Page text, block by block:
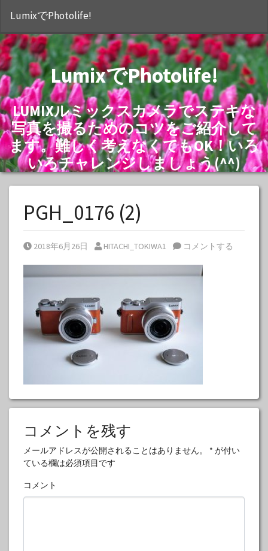
LumixでPhotolife!
LumixでPhotolife!
LUMIXルミックスカメラでステキな
写真を撮るためのコツをご紹介して
ます。難しく考えなくてもOK！いろ
いろチャレンジしましょう(^^)
PGH_0176 (2)
Posted on
2018年6月26日 Posted by
HITACHI_TOKIWA1 コメントする
コメントを残す
メールアドレスが公開されることはありません。 * が付い
ている欄は必須項目です
コメント